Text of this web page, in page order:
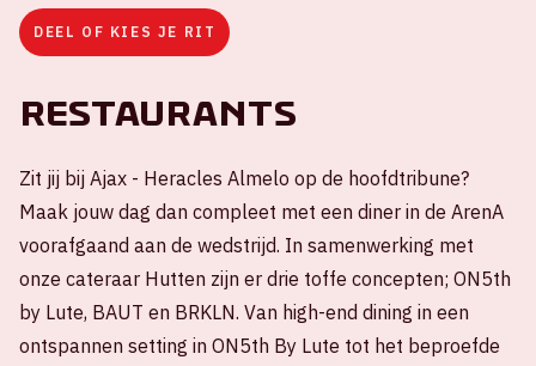
DEEL OF KIES JE RIT
Restaurants
Zit jij bij Ajax - Heracles Almelo op de hoofdtribune?
Maak jouw dag dan compleet met een diner in de ArenA
voorafgaand aan de wedstrijd. In samenwerking met
onze cateraar Hutten zijn er drie toffe concepten; ON5th
by Lute, BAUT en BRKLN. Van high-end dining in een
ontspannen setting in ON5th By Lute tot het beproefde